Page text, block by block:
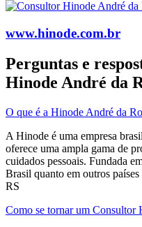
www.hinode.com.br
Perguntas e
Hinode André da
O que é a Hinode André da
A Hinode é uma empresa
oferece uma ampla gama de
cuidados pessoais. Fundada
Brasil quanto em outros
RS
Como se tornar um Consultor